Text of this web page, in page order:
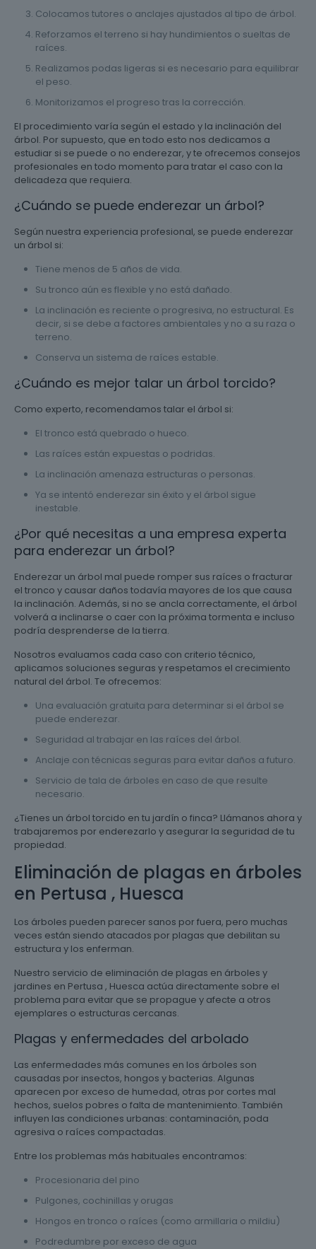
Colocamos tutores o anclajes ajustados al tipo de árbol.
Reforzamos el terreno si hay hundimientos o sueltas de
raíces.
Realizamos podas ligeras si es necesario para equilibrar
el peso.
Monitorizamos el progreso tras la corrección.
El procedimiento varía según el estado y la inclinación del
árbol. Por supuesto, que en todo esto nos dedicamos a
estudiar si se puede o no enderezar, y te ofrecemos consejos
profesionales en todo momento para tratar el caso con la
delicadeza que requiera.
¿Cuándo se puede enderezar un árbol?
Según nuestra experiencia profesional, se puede enderezar
un árbol si:
Tiene menos de 5 años de vida.
Su tronco aún es flexible y no está dañado.
La inclinación es reciente o progresiva, no estructural. Es
decir, si se debe a factores ambientales y no a su raza o
terreno.
Conserva un sistema de raíces estable.
¿Cuándo es mejor talar un árbol torcido?
Como experto, recomendamos talar el árbol si:
El tronco está quebrado o hueco.
Las raíces están expuestas o podridas.
La inclinación amenaza estructuras o personas.
Ya se intentó enderezar sin éxito y el árbol sigue
inestable.
¿Por qué necesitas a una empresa experta
para enderezar un árbol?
Enderezar un árbol mal puede romper sus raíces o fracturar
el tronco y causar daños todavía mayores de los que causa
la inclinación. Además, si no se ancla correctamente, el árbol
volverá a inclinarse o caer con la próxima tormenta e incluso
podría desprenderse de la tierra.
Nosotros evaluamos cada caso con criterio técnico,
aplicamos soluciones seguras y respetamos el crecimiento
natural del árbol. Te ofrecemos:
Una evaluación gratuita para determinar si el árbol se
puede enderezar.
Seguridad al trabajar en las raíces del árbol.
Anclaje con técnicas seguras para evitar daños a futuro.
Servicio de tala de árboles en caso de que resulte
necesario.
¿Tienes un árbol torcido en tu jardín o finca? Llámanos ahora y
trabajaremos por enderezarlo y asegurar la seguridad de tu
propiedad.
Eliminación de plagas en árboles
en Pertusa , Huesca
Los árboles pueden parecer sanos por fuera, pero muchas
veces están siendo atacados por plagas que debilitan su
estructura y los enferman.
Nuestro servicio de eliminación de plagas en árboles y
jardines en Pertusa , Huesca actúa directamente sobre el
problema para evitar que se propague y afecte a otros
ejemplares o estructuras cercanas.
Plagas y enfermedades del arbolado
Las enfermedades más comunes en los árboles son
causadas por insectos, hongos y bacterias. Algunas
aparecen por exceso de humedad, otras por cortes mal
hechos, suelos pobres o falta de mantenimiento. También
influyen las condiciones urbanas: contaminación, poda
agresiva o raíces compactadas.
Entre los problemas más habituales encontramos:
Procesionaria del pino
Pulgones, cochinillas y orugas
Hongos en tronco o raíces (como armillaria o mildiu)
Podredumbre por exceso de agua